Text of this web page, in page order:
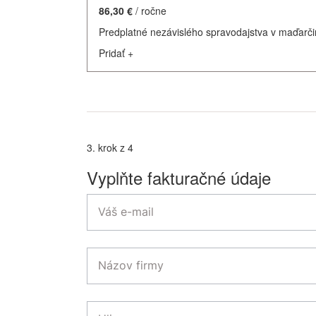
86,30 € / ročne
Predplatné nezávislého spravodajstva v
Pridať +
3. krok z 4
Vyplňte fakturačné údaje
Váš e-mail
Názov firmy